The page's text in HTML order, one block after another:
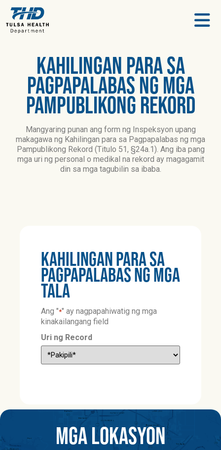
nilalaman
Kahilingan para sa
Pagpapalabas ng mga
Pampublikong Rekord
Mangyaring punan ang form ng Inspeksyon upang
makagawa ng Kahilingan para sa Pagpapalabas ng mga
Pampublikong Rekord (Titulo 51, §24a.1). Ang iba pang
mga uri ng personal o medikal na rekord ay magagamit
din sa mga tagubilin sa ibaba.
KAHILINGAN PARA SA
PAGPAPALABAS NG MGA
TALA
Ang "*" ay nagpapahiwatig ng mga
kinakailangang field
Uri ng Record
MGA LOKASYON